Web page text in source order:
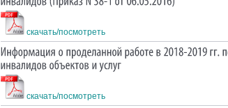
скачать/посмотреть
скачать/посмотреть